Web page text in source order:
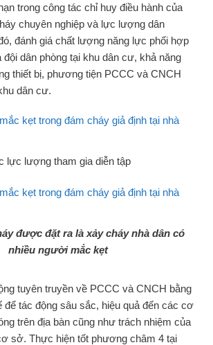
trong công tác chỉ huy điều hành của
chuyên nghiệp và lực lượng dân
đánh giá chất lượng năng lực phối hợp
dân phòng tại khu dân cư, khả năng
thiết bị, phương tiện PCCC và CNCH
dân cư.
lực lượng tham gia diễn tập
được đặt ra là xảy cháy nhà dân có
nhiều người mắc kẹt
tuyên truyền về PCCC và CNCH bằng
để tác động sâu sắc, hiệu quả đến các cơ
trên địa bàn cũng như trách nhiệm của
sở. Thực hiện tốt phương châm 4 tại